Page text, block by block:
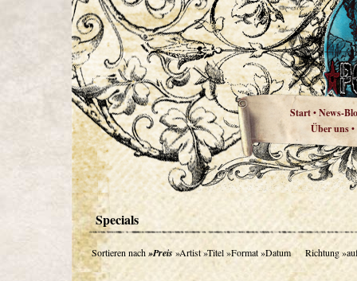
Start•News-
Über uns•
Specials
Sortieren nach»Preis»Artist»Titel»Format»Datum Richtung